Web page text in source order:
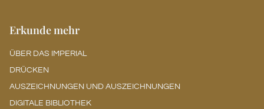
Erkunde mehr
ÜBER DAS IMPERIAL
DRÜCKEN
AUSZEICHNUNGEN UND AUSZEICHNUNGEN
DIGITALE BIBLIOTHEK